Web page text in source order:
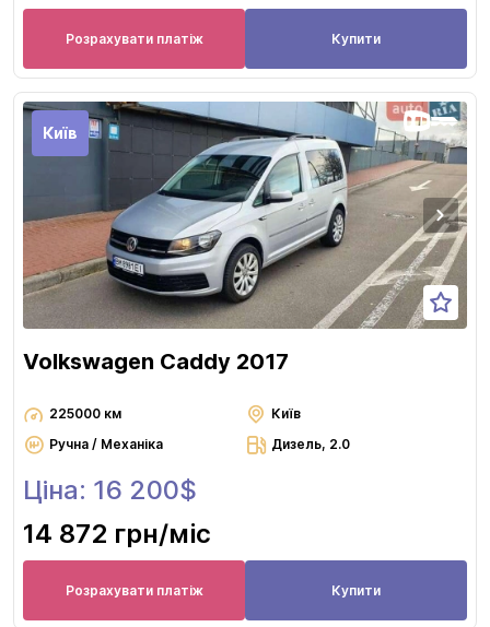
Розрахувати платіж Купити
Київ
Volkswagen Caddy 2017
225000 км
Київ
Ручна / Механіка
Дизель, 2.0
Ціна: 16 200$
14 872 грн/міс
Розрахувати платіж Купити